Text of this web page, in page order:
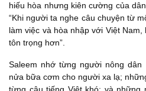
hiếu hòa nhưng kiên cường của
“Khi người ta nghe câu chuyện từ
làm việc và hòa nhập với Việt
tôn trọng hơn”.
Saleem nhớ từng người nông
nửa bữa cơm cho người xa lạ;